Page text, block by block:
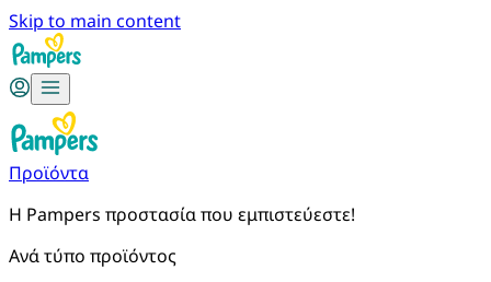
Skip to main content
Προϊόντα
Η Pampers προστασία που εμπιστεύεστε!
Ανά τύπο προϊόντος